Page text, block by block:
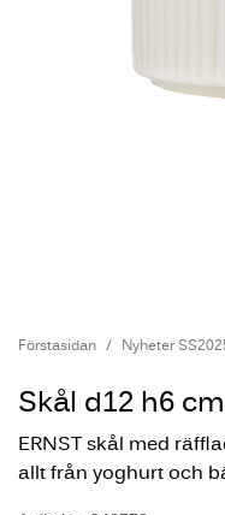
Förstasidan Nyheter
Skål d12 h6
ERNST skål med
allt från yoghurt och